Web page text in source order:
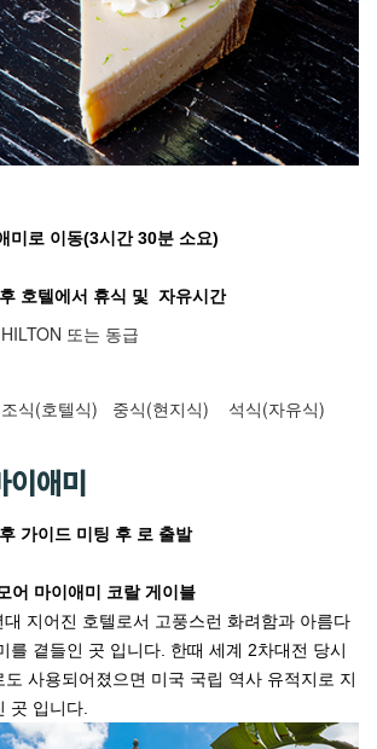
미로 이동(3시간 30분 소요)
호텔에서 휴식 및 자유시간
HILTON 또는 동급
조식(호텔식) 중식(현지식) 석식(자유식)
애미
가이드 미팅 후 로 출발
어 마이애미 코랄 게이블
지어진 호텔로서 고풍스런 화려함과 아름다
를 곁들인 곳 입니다. 한때 세계 2차대전 당시
도 사용되어졌으면 미국 국립 역사 유적지로 지
곳 입니다.